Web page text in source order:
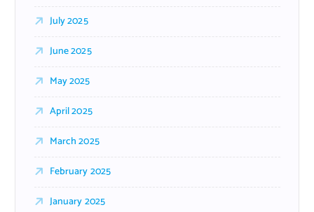
July 2025
June 2025
May 2025
April 2025
March 2025
February 2025
January 2025